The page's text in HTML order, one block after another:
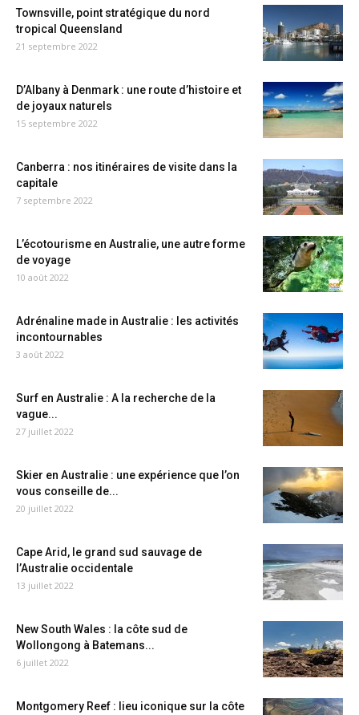
Townsville, point stratégique du nord
tropical Queensland
21 septembre 2022
D’Albany à Denmark : une route d’histoire et
de joyaux naturels
15 septembre 2022
Canberra : nos itinéraires de visite dans la
capitale
7 septembre 2022
L’écotourisme en Australie, une autre forme
de voyage
10 août 2022
Adrénaline made in Australie : les activités
incontournables
3 août 2022
Surf en Australie : A la recherche de la
vague...
27 juillet 2022
Skier en Australie : une expérience que l’on
vous conseille de...
20 juillet 2022
Cape Arid, le grand sud sauvage de
l’Australie occidentale
13 juillet 2022
New South Wales : la côte sud de
Wollongong à Batemans...
6 juillet 2022
Montgomery Reef : lieu iconique sur la côte